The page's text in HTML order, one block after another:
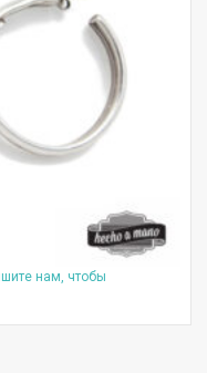
нам, чтобы